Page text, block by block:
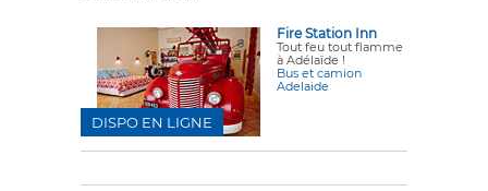
Fire Station Inn
Tout feu tout flamme
à Adélaïde !
Bus et camion
Adelaide
DISPO EN LIGNE